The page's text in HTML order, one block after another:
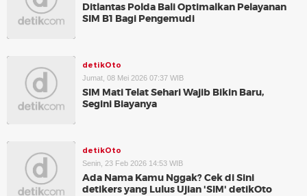
Ditlantas Polda Bali Optimalkan Pelayanan
SIM B1 Bagi Pengemudi
detikOto
Jumat, 08 Mei 2026 07:37 WIB
SIM Mati Telat Sehari Wajib Bikin Baru,
Segini Biayanya
detikOto
Senin, 23 Feb 2026 14:53 WIB
Ada Nama Kamu Nggak? Cek di Sini
detikers yang Lulus Ujian 'SIM' detikOto